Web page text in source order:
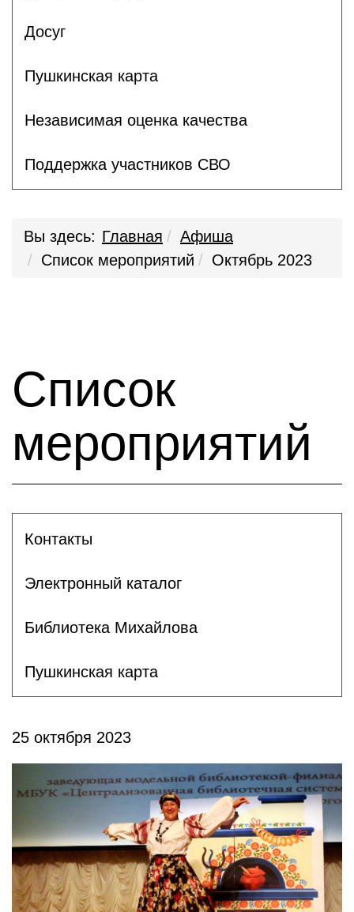
Досуг
Пушкинская карта
Независимая оценка качества
Поддержка участников СВО
Вы здесь: Главная
Афиша
Список мероприятий
Октябрь 2023
Список
мероприятий
Контакты
Электронный каталог
Библиотека Михайлова
Пушкинская карта
25 октября 2023